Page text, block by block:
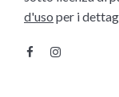
d'uso per i